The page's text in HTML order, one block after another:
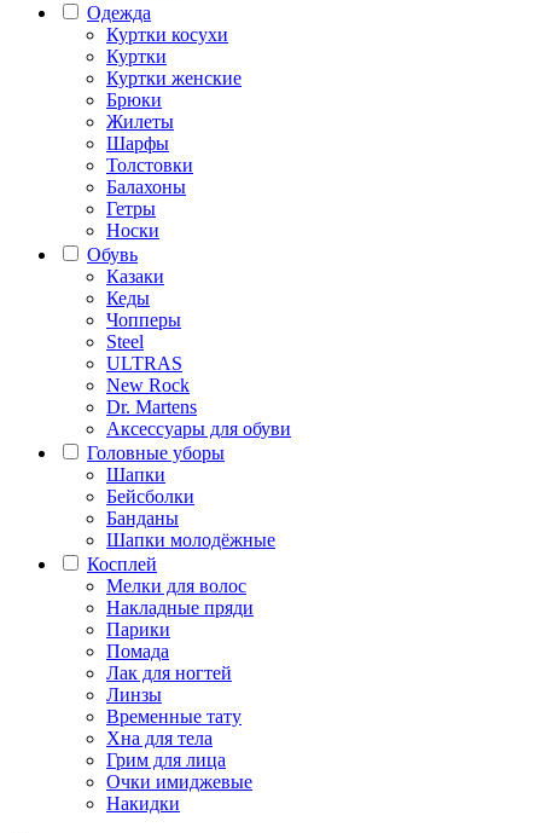
Одежда
Куртки косухи
Куртки
Куртки женские
Брюки
Жилеты
Шарфы
Толстовки
Балахоны
Гетры
Носки
Обувь
Казаки
Кеды
Чопперы
Steel
ULTRAS
New Rock
Dr. Martens
Аксессуары для обуви
Головные уборы
Шапки
Бейсболки
Банданы
Шапки молодёжные
Косплей
Мелки для волос
Накладные пряди
Парики
Помада
Лак для ногтей
Линзы
Временные тату
Хна для тела
Грим для лица
Очки имиджевые
Накидки